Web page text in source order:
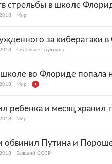
стрельбы в школе
Мир
за кибератаки
Силовые структуры
во Флориде попала
Мир
ребенка и месяц хранил
Мир
обвинил Путина и
Бывший СССР